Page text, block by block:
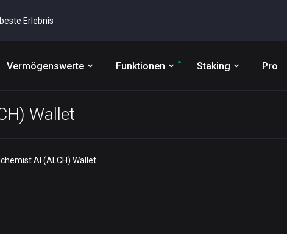
Erlebnis
Vermögenswerte Funktionen Staking Pro
Wallet
AI (ALCH) Wallet